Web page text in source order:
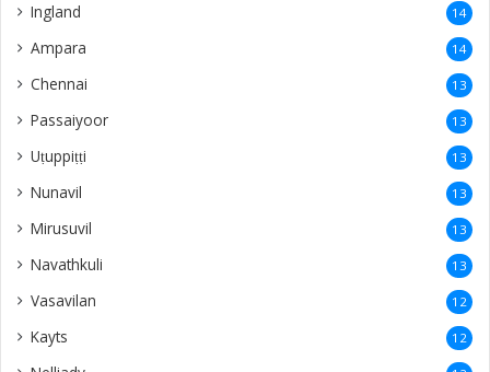
Ingland 14
Ampara 14
Chennai 13
Passaiyoor 13
Uṭuppiṭṭi 13
Nunavil 13
Mirusuvil 13
Navathkuli 13
Vasavilan 12
Kayts 12